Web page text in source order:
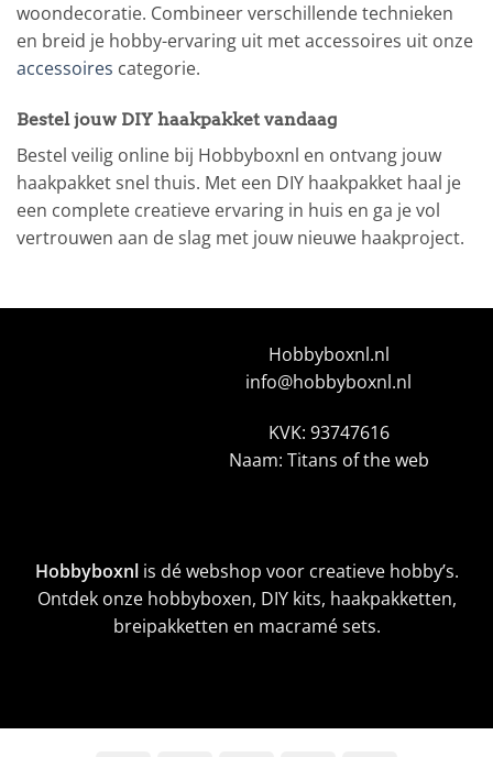
woondecoratie. Combineer verschillende technieken
en breid je hobby-ervaring uit met accessoires uit onze
accessoires categorie.
Bestel jouw DIY haakpakket vandaag
Bestel veilig online bij Hobbyboxnl en ontvang jouw
haakpakket snel thuis. Met een DIY haakpakket haal je
een complete creatieve ervaring in huis en ga je vol
vertrouwen aan de slag met jouw nieuwe haakproject.
Hobbyboxnl.nl
info@hobbyboxnl.nl
KVK: 93747616
Naam: Titans of the web
Hobbyboxnlis dé webshop voor creatieve hobby’s.
Ontdek onze hobbyboxen, DIY kits, haakpakketten,
breipakketten en macramé sets.